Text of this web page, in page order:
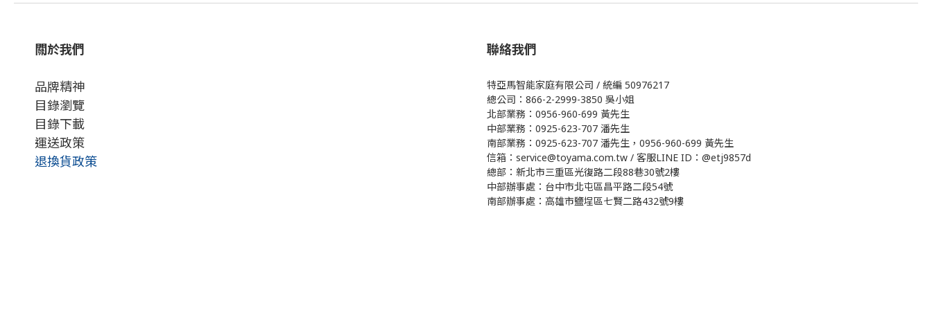
關於我們
品牌精神
目錄瀏覽
目錄下載
運送政策
退換貨政策
聯絡我們
特亞馬智能家庭有限公司 / 統編 50976217
總公司：866-2-2999-3850 吳小姐
北部業務：0956-960-699 黃先生
中部業務：0925-623-707 潘先生
南部業務：0925-623-707 潘先生，0956-960-699 黃先生
信箱：service@toyama.com.tw / 客服LINE ID：@etj9857d
總部：新北市三重區光復路二段88巷30號2樓
中部辦事處：台中市北屯區昌平路二段54號
南部辦事處：高雄市鹽埕區七賢二路432號9樓